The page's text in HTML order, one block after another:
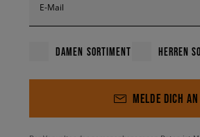
E-Mail
DAMEN SORTIMENT HERREN
MELDE DICH AN